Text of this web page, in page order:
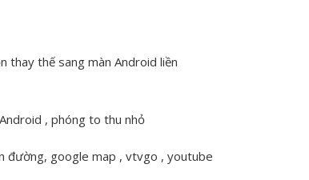
thay thế sang màn Android liền
, phóng to thu nhỏ
đường, google map , vtvgo , youtube